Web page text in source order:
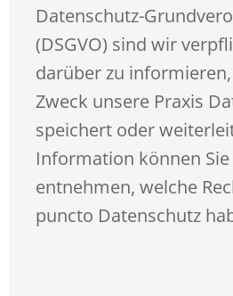
Datenschutz-
(DSGVO) sind wir
darüber zu
Zweck unsere Praxis
speichert oder
Information können Sie
entnehmen, welche
puncto Datenschutz